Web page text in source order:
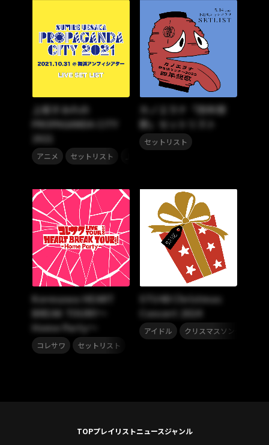
上坂すみれの
PROPAGANDA CITY
2021
アニメ セットリスト
カノエラナ「四年想
歌」セットリスト
セットリスト
Koresawa HEART
BREAK TOUR!!～
Home Party～
コレサワ セットリスト
STU48 Christmas
Concert 2024
アイドル クリスマスソング
TOPプレイリストニュースジャンル